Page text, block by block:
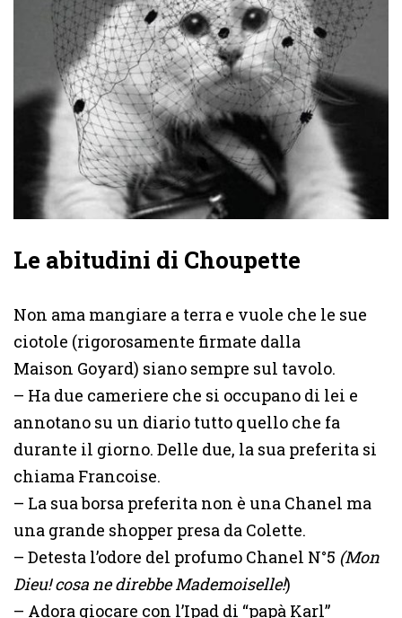
Le abitudini di Choupette
Non ama mangiare a terra e vuole che le sue
ciotole (rigorosamente firmate dalla
Maison Goyard) siano sempre sul tavolo.
– Ha due cameriere che si occupano di lei e
annotano su un diario tutto quello che fa
durante il giorno. Delle due, la sua preferita si
chiama Francoise.
– La sua borsa preferita non è una Chanel ma
una grande shopper presa da Colette.
– Detesta l’odore del profumo Chanel N°5 (Mon
Dieu! cosa ne direbbe Mademoiselle!)
– Adora giocare con l’Ipad di “papà Karl”